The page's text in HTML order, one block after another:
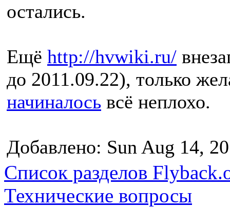
остались.
Ещё http://hvwiki.ru/
до 2011.09.22), только
начиналось всё неплохо.
Добавлено: Sun Aug 14,
Список разделов
Технические вопросы